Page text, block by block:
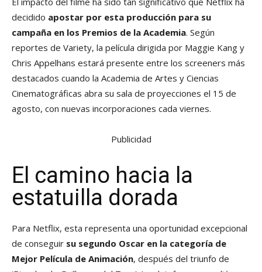
decidido apostar por esta producción para su
campaña en los Premios de la Academia. Según
reportes de Variety, la película dirigida por Maggie Kang y
Chris Appelhans estará presente entre los screeners más
destacados cuando la Academia de Artes y Ciencias
Cinematográficas abra su sala de proyecciones el 15 de
agosto, con nuevas incorporaciones cada viernes.
Publicidad
El camino hacia la
estatuilla dorada
Para Netflix, esta representa una oportunidad excepcional
de conseguir su segundo Oscar en la categoría de
Mejor Película de Animación, después del triunfo de